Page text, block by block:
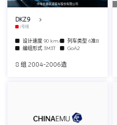
中车长春轨道客车股份有限公司
DKZ9
1号线
设计速度 90 km/h 列车类型 6准B
编组形式 3M3T GoA2
8 组 2004-2006造